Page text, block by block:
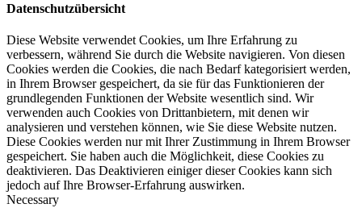
Datenschutzübersicht
Diese Website verwendet Cookies, um Ihre Erfahrung zu
verbessern, während Sie durch die Website navigieren. Von diesen
Cookies werden die Cookies, die nach Bedarf kategorisiert werden,
in Ihrem Browser gespeichert, da sie für das Funktionieren der
grundlegenden Funktionen der Website wesentlich sind. Wir
verwenden auch Cookies von Drittanbietern, mit denen wir
analysieren und verstehen können, wie Sie diese Website nutzen.
Diese Cookies werden nur mit Ihrer Zustimmung in Ihrem Browser
gespeichert. Sie haben auch die Möglichkeit, diese Cookies zu
deaktivieren. Das Deaktivieren einiger dieser Cookies kann sich
jedoch auf Ihre Browser-Erfahrung auswirken.
Necessary